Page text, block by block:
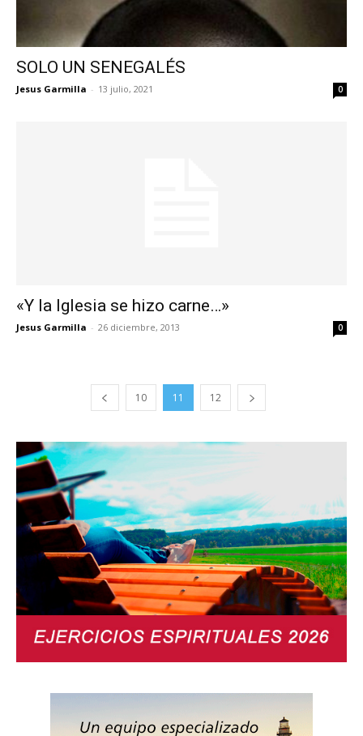
SOLO UN SENEGALÉS
Jesus Garmilla - 13 julio, 2021 0
«Y la Iglesia se hizo carne…»
Jesus Garmilla - 26 diciembre, 2013 0
10 11 12